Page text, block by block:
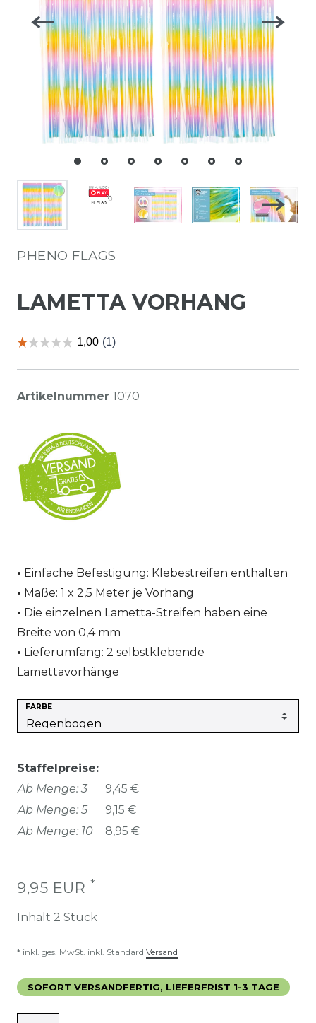
PHENO FLAGS
LAMETTA VORHANG
Artikelnummer 1070
Einfache Befestigung: Klebestreifen enthalten
Maße: 1 x 2,5 Meter je Vorhang
Die einzelnen Lametta-Streifen haben eine
Breite von 0,4 mm
Lieferumfang: 2 selbstklebende
Lamettavorhänge
FARBE
Staffelpreise:
Ab Menge: 3
9,45 €
Ab Menge: 5
9,15 €
Ab Menge: 10
8,95 €
9,95 EUR *
Inhalt 2 Stück
* inkl. ges. MwSt. inkl. Standard Versand
SOFORT VERSANDFERTIG, LIEFERFRIST 1-3 TAGE